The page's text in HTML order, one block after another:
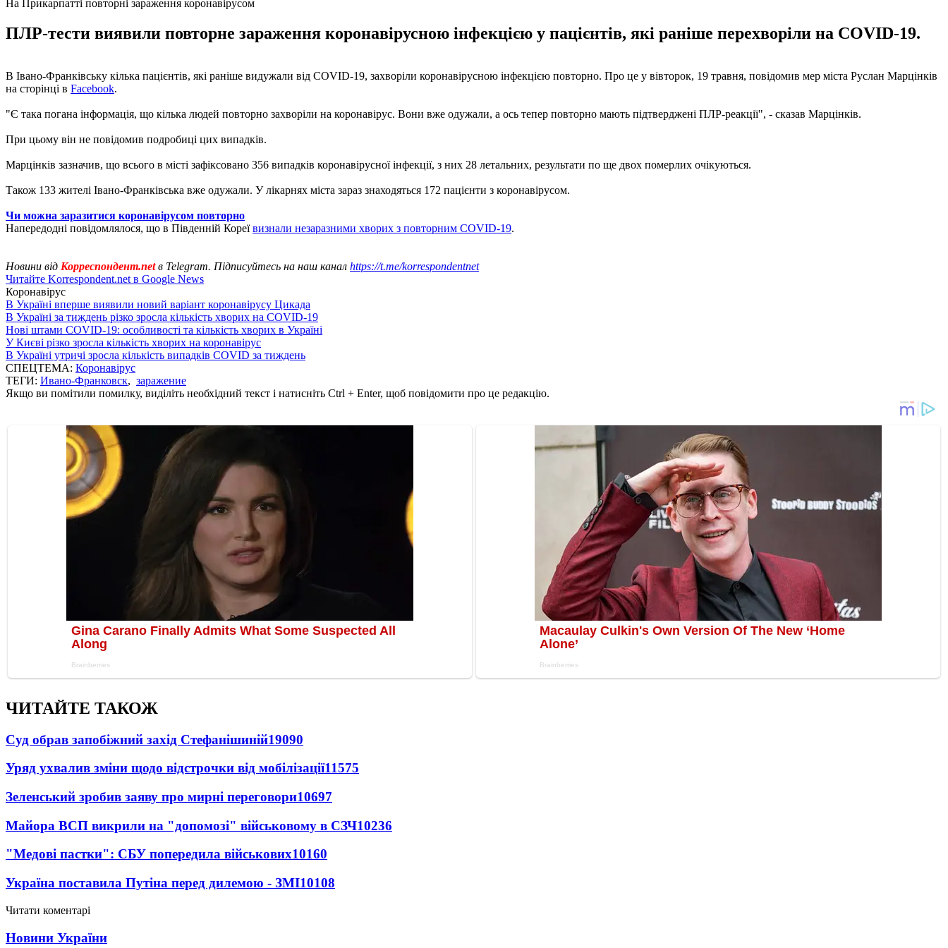
На Прикарпатті повторні зараження коронавірусом
ПЛР-тести виявили повторне зараження коронавірусною інфекцією у пацієнтів, які раніше перехворіли на COVID-19.
В Івано-Франківську кілька пацієнтів, які раніше видужали від COVID-19, захворіли коронавірусною інфекцією повторно. Про це у вівторок, 19 травня, повідомив мер міста Руслан Марцінків
на сторінці в Facebook.
"Є така погана інформація, що кілька людей повторно захворіли на коронавірус. Вони вже одужали, а ось тепер повторно мають підтверджені ПЛР-реакції", - сказав Марцінків.
При цьому він не повідомив подробиці цих випадків.
Марцінків зазначив, що всього в місті зафіксовано 356 випадків коронавірусної інфекції, з них 28 летальних, результати по ще двох померлих очікуються.
Також 133 жителі Івано-Франківська вже одужали. У лікарнях міста зараз знаходяться 172 пацієнти з коронавірусом.
Чи можна заразитися коронавірусом повторно
Напередодні повідомлялося, що в Південній Кореївизнали незаразними хворих з повторним COVID-19.
Новини від Корреспондент.netв Telegram. Підписуйтесь на наш канал https://t.me/korrespondentnet
Читайте Korrespondent.net в Google News
Коронавірус
В Україні вперше виявили новий варіант коронавірусу Цикада
В Україні за тиждень різко зросла кількість хворих на COVID-19
Нові штами COVID-19: особливості та кількість хворих в Україні
У Києві різко зросла кількість хворих на коронавірус
В Україні утричі зросла кількість випадків COVID за тиждень
СПЕЦТЕМА: Коронавірус
ТЕГИ: Ивано-Франковск, заражение
Якщо ви помітили помилку, виділіть необхідний текст і натисніть Ctrl + Enter, щоб повідомити про це редакцію.
ЧИТАЙТЕ ТАКОЖ
Суд обрав запобіжний захід Стефанішиній19090
Уряд ухвалив зміни щодо відстрочки від мобілізації11575
Зеленський зробив заяву про мирні переговори10697
Майора ВСП викрили на "допомозі" військовому в СЗЧ10236
"Медові пастки": СБУ попередила військових10160
Україна поставила Путіна перед дилемою - ЗМІ10108
Читати коментарі
Новини України